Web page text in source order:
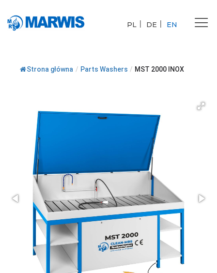
PL DE EN
Strona główna / Parts Washers / MST 2000 INOX